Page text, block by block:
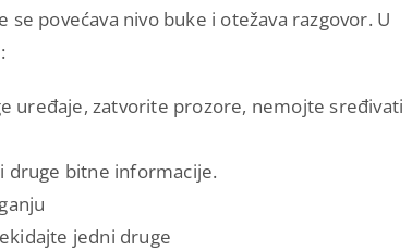
povećava nivo buke i otežava razgovor. U
uređaje, zatvorite prozore, nemojte sređivati
druge bitne informacije.
jedni druge